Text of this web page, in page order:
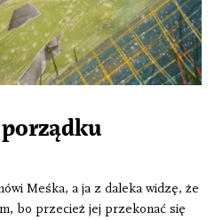
Meśka, a ja z daleka widzę, że
bo przecież jej przekonać się